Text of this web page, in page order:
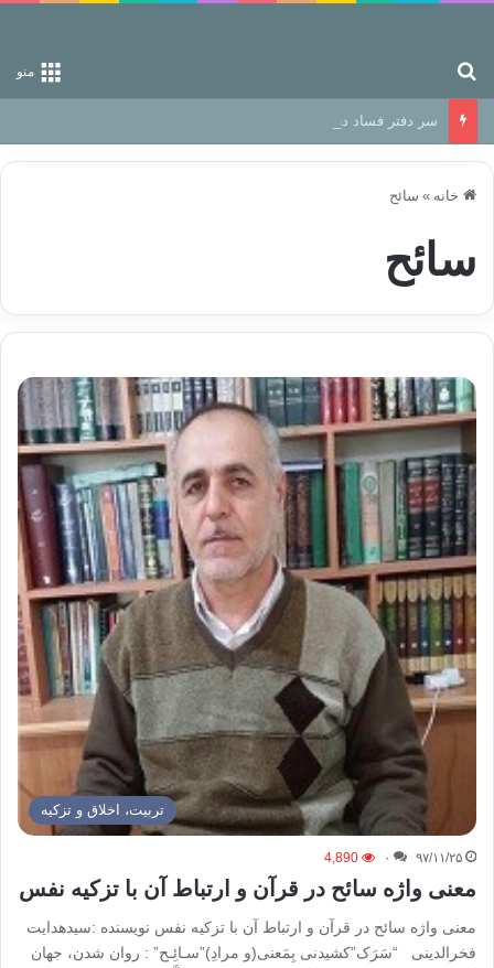
منو
سر دفتر فساد در زمین‌، دوری وکناره‌گیری از راه خداست‌!
خانه » سائح
سائح
تربیت، اخلاق و تزکیه
۹۷/۱۱/۲۵ ۰ 4,890
معنی واژه سائح در قرآن و ارتباط آن با تزکیه نفس
معنی واژه سائح در قرآن و ارتباط آن با تزکیه نفس نویسنده :سیدهدایت
فخرالدینی “سَرَک”کشیدنی بِمَعنی(و مرادِ)”سـائِـح” : روان شدن، جهان